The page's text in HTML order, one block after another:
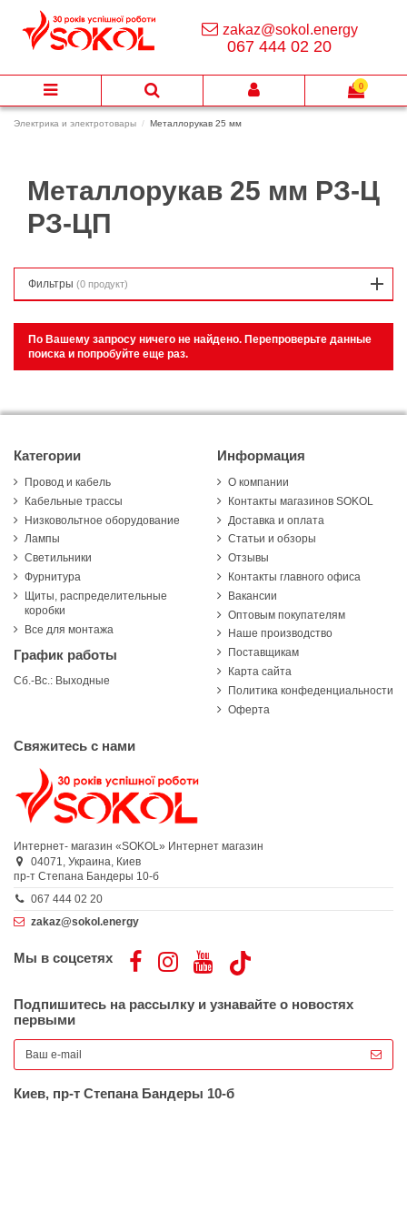
Электрика и электротовары Металлорукав 25 мм
Металлорукав 25 мм РЗ-Ц
РЗ-ЦП
По Вашему запросу ничего не найдено. Перепроверьте данные
поиска и попробуйте еще раз.
Фильтры (0 продукт)
zakaz@sokol.energy
067 444 02 20
0
Категории
Провод и кабель
Кабельные трассы
Низковольтное оборудование
Лампы
Светильники
Фурнитура
Щиты, распределительные
коробки
Все для монтажа
График работы
Сб.-Вс.: Выходные
Информация
О компании
Контакты магазинов SOKOL
Доставка и оплата
Статьи и обзоры
Отзывы
Контакты главного офиса
Вакансии
Оптовым покупателям
Наше производство
Поставщикам
Карта сайта
Политика конфеденциальности
Оферта
Свяжитесь с нами
Интернет- магазин «SOKOL» Интернет магазин
04071, Украина, Киев
пр-т Степана Бандеры 10-б
067 444 02 20
zakaz@sokol.energy
Мы в соцсетях
Подпишитесь на рассылку и узнавайте о новостях
первыми
Киев, пр-т Степана Бандеры 10-б